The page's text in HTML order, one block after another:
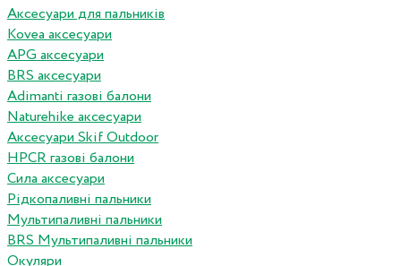
Аксесуари для пальників
Kovea аксесуари
APG аксесуари
BRS аксесуари
Adimanti газові балони
Naturehike аксесуари
Аксесуари Skif Outdoor
HPCR газові балони
Сила аксесуари
Рідкопаливні пальники
Мультипаливні пальники
BRS Мультипаливні пальники
Окуляри